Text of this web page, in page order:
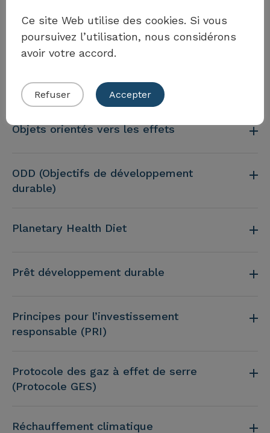
Méthodologie Anker
Millenium Ecosystem Assessment
Objets orientés vers les effets
ODD (Objectifs de développement
durable)
Planetary Health Diet
Prêt développement durable
Principes pour l’investissement
responsable (PRI)
Protocole des gaz à effet de serre
(Protocole GES)
Réchauffement climatique
Ce site Web utilise des cookies. Si vous
poursuivez l’utilisation, nous considérons
avoir votre accord.
Refuser Accepter